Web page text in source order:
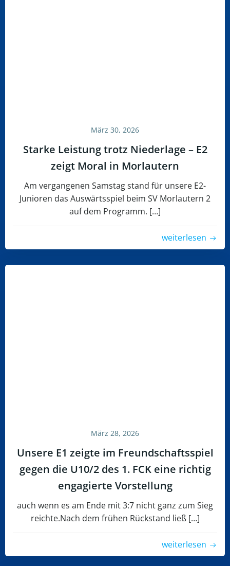
März 30, 2026
Starke Leistung trotz Niederlage – E2
zeigt Moral in Morlautern
Am vergangenen Samstag stand für unsere E2-
Junioren das Auswärtsspiel beim SV Morlautern 2
auf dem Programm. […]
weiterlesen
März 28, 2026
Unsere E1 zeigte im Freundschaftsspiel
gegen die U10/2 des 1. FCK eine richtig
engagierte Vorstellung
auch wenn es am Ende mit 3:7 nicht ganz zum Sieg
reichte.Nach dem frühen Rückstand ließ […]
weiterlesen